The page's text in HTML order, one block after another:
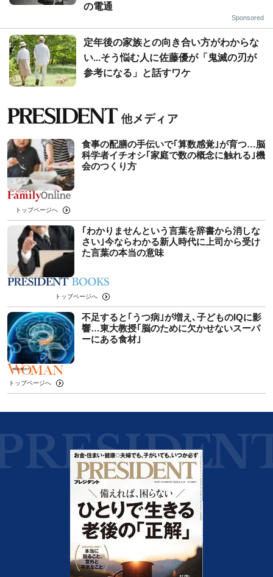
の電通
Sponsored
定年後の家族との向き合い方がわからな
い...そう悩む人に佐藤優が「鬼滅の刃が
参考になる」と話すワケ
食事の配膳の手伝いで｢算数感覚｣が育つ…脳
科学者イチオシ｢家庭で数の概念に触れる｣機
会のつくり方
トップページへ
｢わかりませんという言葉を辞書から消しな
さい｣今ならわかる新人時代に上司から受け
た言葉の本当の意味
トップページへ
不足すると｢うつ病｣が増え､子どものIQに影
響…東大教授｢脳のために欠かせないスーパ
ーにある食材｣
トップページへ